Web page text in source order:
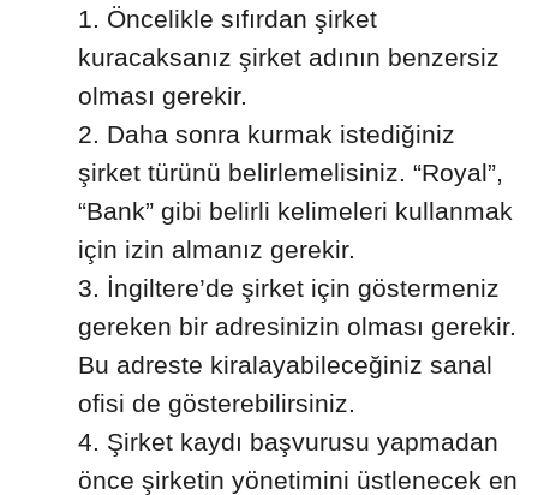
Öncelikle sıfırdan şirket
kuracaksanız şirket adının benzersiz
olması gerekir.
Daha sonra kurmak istediğiniz
şirket türünü belirlemelisiniz. “Royal”,
“Bank” gibi belirli kelimeleri kullanmak
için izin almanız gerekir.
İngiltere’de şirket için göstermeniz
gereken bir adresinizin olması gerekir.
Bu adreste kiralayabileceğiniz sanal
ofisi de gösterebilirsiniz.
Şirket kaydı başvurusu yapmadan
önce şirketin yönetimini üstlenecek en